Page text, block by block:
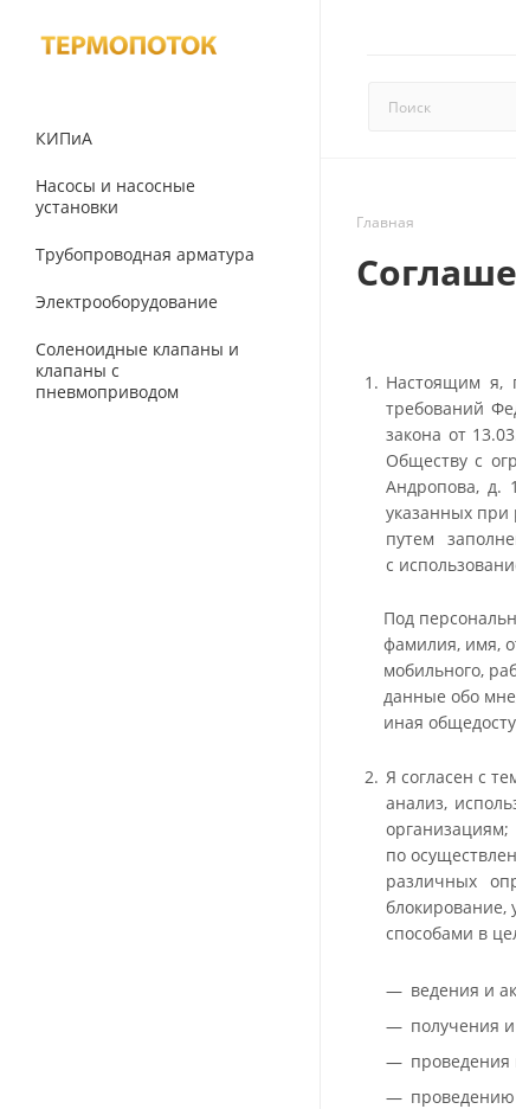
КИПиА
Насосы и насосные
установки
Трубопроводная арматура
Электрооборудование
Соленоидные клапаны и
клапаны с
пневмоприводом
Главная
Настоящим я,
требований
закона от
Обществу с
Андропова, д.
указанных
путем
с
Под
фамилия, имя,
мобильного,
данные обо
иная
Я согласен с
анализ,
по
различных
блокирование,
способами в
ведения и
получения
проведения
проведению